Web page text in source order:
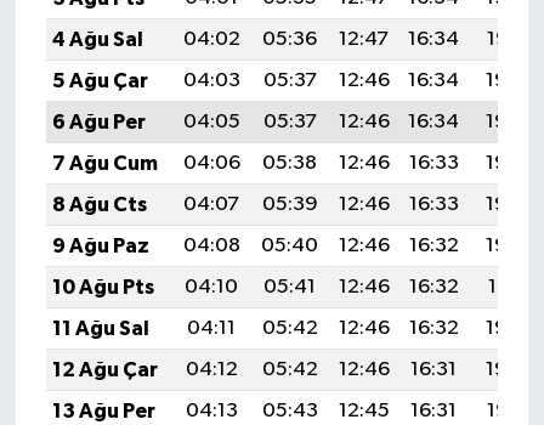
4 Ağu Sal
04:02 05:36 12:47 16:34
19:47
5 Ağu Çar
04:03 05:37 12:46 16:34
19:46
6 Ağu Per
04:05 05:37 12:46 16:34
19:45
7 Ağu Cum
04:06 05:38 12:46 16:33
19:44
8 Ağu Cts
04:07 05:39 12:46 16:33
19:43
9 Ağu Paz
04:08 05:40 12:46 16:32
19:42
10 Ağu Pts
04:10 05:41 12:46 16:32
19:41
11 Ağu Sal
04:11 05:42 12:46 16:32
19:40
12 Ağu Çar
04:12 05:42 12:46 16:31
19:39
13 Ağu Per
04:13 05:43 12:45 16:31
19:38